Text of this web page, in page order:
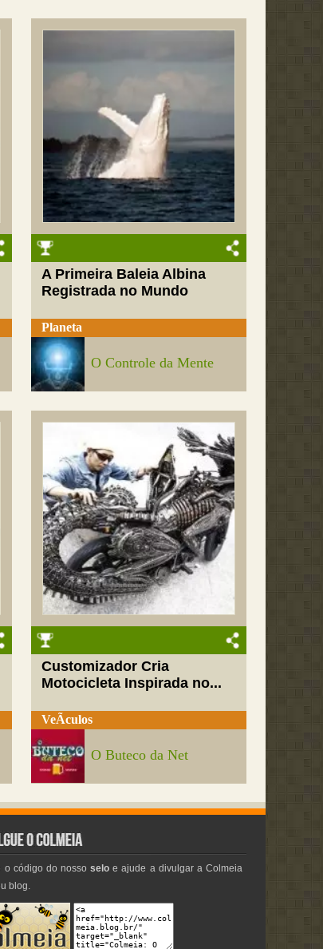
A Primeira Baleia Albina
Registrada no Mundo
Planeta
O Controle da Mente
Customizador Cria
Motocicleta Inspirada no...
VeÃ­culos
O Buteco da Net
o código do nossoselo e ajude a divulgar a Colmeia
blog.